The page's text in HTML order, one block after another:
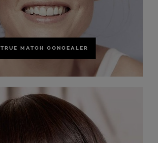
TRUE MATCH CONCEALER